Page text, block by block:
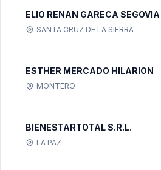
ELIO RENAN GARECA SEGOVIA
SANTA CRUZ DE LA SIERRA
ESTHER MERCADO HILARION
MONTERO
BIENESTARTOTAL S.R.L.
LA PAZ